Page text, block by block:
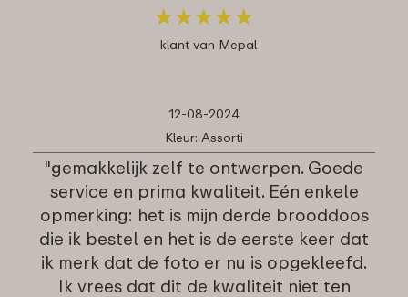
★★★★★
★★★★★
klant van Mepal
12-08-2024
Kleur: Assorti
"gemakkelijk zelf te ontwerpen. Goede
service en prima kwaliteit. Eén enkele
opmerking: het is mijn derde brooddoos
die ik bestel en het is de eerste keer dat
ik merk dat de foto er nu is opgekleefd.
Ik vrees dat dit de kwaliteit niet ten